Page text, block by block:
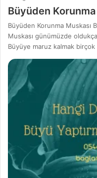
Büyüden Korunma
Büyüden Korunma Muskası
Muskası günümüzde
Büyüye maruz kalmak